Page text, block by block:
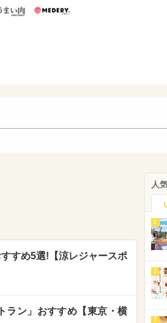
いパン うまい肉
すめ5選!【涼レジャースポ
ラン」おすすめ【東京・横
人
1
2
3